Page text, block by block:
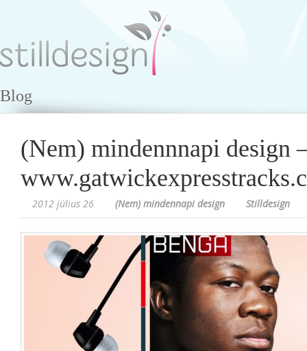
Blog
(Nem) mindennnapi design
2012 július 26 (Nem) mindennapi design Stilldesign